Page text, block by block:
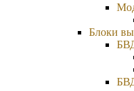
Блоки